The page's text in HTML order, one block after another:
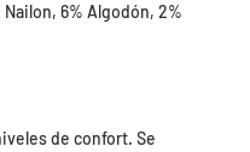
6% Algodón, 2%
de confort. Se